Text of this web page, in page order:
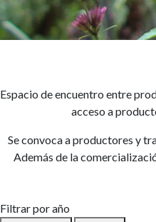
Espacio de encuentro entre
acceso a
Se convoca a productores y
Además de la
Filtrar por año